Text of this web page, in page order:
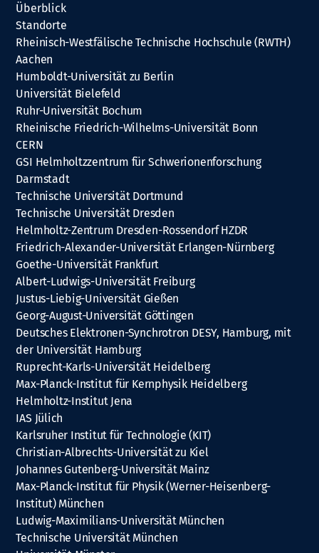
Überblick
Standorte
Rheinisch-Westfälische Technische Hochschule (RWTH)
Aachen
Humboldt-Universität zu Berlin
Universität Bielefeld
Ruhr-Universität Bochum
Rheinische Friedrich-Wilhelms-Universität Bonn
CERN
GSI Helmholtzzentrum für Schwerionenforschung
Darmstadt
Technische Universität Dortmund
Technische Universität Dresden
Helmholtz-Zentrum Dresden-Rossendorf HZDR
Friedrich-Alexander-Universität Erlangen-Nürnberg
Goethe-Universität Frankfurt
Albert-Ludwigs-Universität Freiburg
Justus-Liebig-Universität Gießen
Georg-August-Universität Göttingen
Deutsches Elektronen-Synchrotron DESY, Hamburg, mit
der Universität Hamburg
Ruprecht-Karls-Universität Heidelberg
Max-Planck-Institut für Kernphysik Heidelberg
Helmholtz-Institut Jena
IAS Jülich
Karlsruher Institut für Technologie (KIT)
Christian-Albrechts-Universität zu Kiel
Johannes Gutenberg-Universität Mainz
Max-Planck-Institut für Physik (Werner-Heisenberg-
Institut) München
Ludwig-Maximilians-Universität München
Technische Universität München